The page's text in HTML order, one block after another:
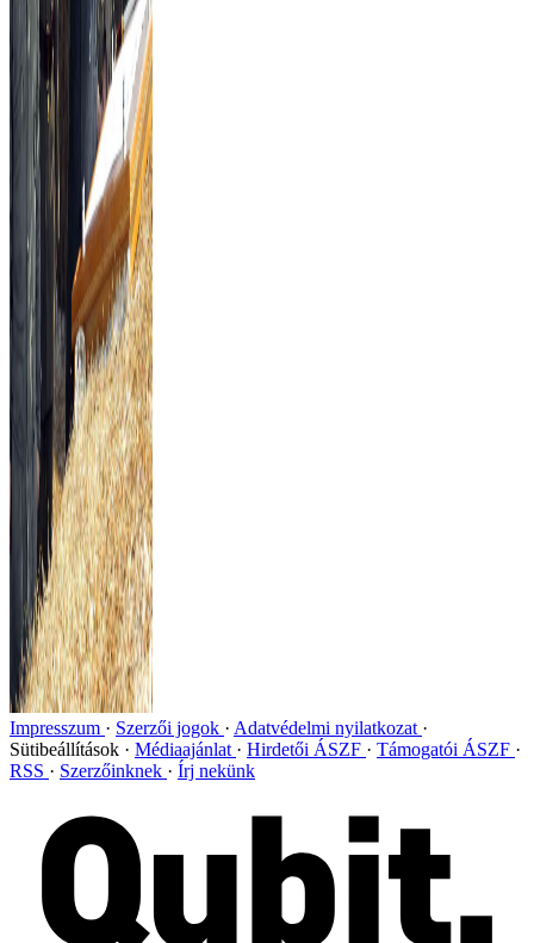
Impresszum Szerzői jogok
Adatvédelmi nyilatkozat
Sütibeállítások
Médiaajánlat Hirdetői ÁSZF
Támogatói ÁSZF
RSS
Szerzőinknek Írj nekünk